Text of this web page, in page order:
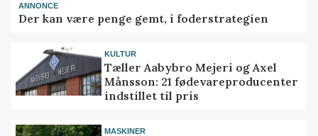
ANNONCE
Der kan være penge gemt, i foderstrategien
KULTUR
Tæller Aabybro Mejeri og Axel
Månsson: 21 fødevareproducenter
indstillet til pris
MASKINER